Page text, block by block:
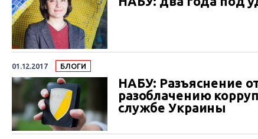
01.12.2017 БЛОГИ
НАБУ: Разъяснение
разоблачению
службе Украины